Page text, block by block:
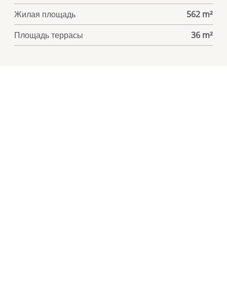
Жилая площадь
562 m²
Площадь террасы
36 m²